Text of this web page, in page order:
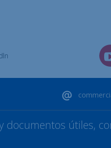
documentos útiles,